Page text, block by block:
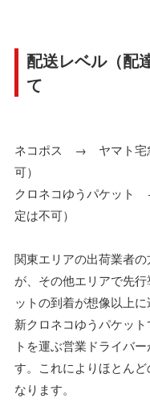
配送レベル（配
て
ネコポス → ヤマト宅
可）
クロネコゆうパケット
定は不可）
関東エリアの出荷業者
が、その他エリアで先
ットの到着が想像以上に
新クロネコゆうパケッ
トを運ぶ営業ドライバ
す。これによりほとん
なります。